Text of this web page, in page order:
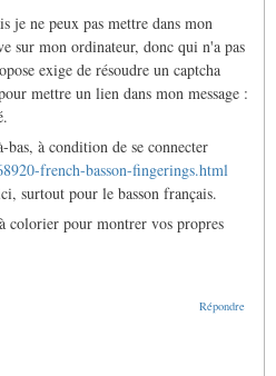
je ne peux pas mettre dans mon
sur mon ordinateur, donc qui n'a pas
exige de résoudre un captcha
mettre un lien dans mon message :
à condition de se connecter
french-basson-fingerings.html
surtout pour le basson français.
pour montrer vos propres
Répondre